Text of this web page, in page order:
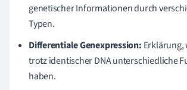
genetischer Informationen durch
Typen.
Differentiale Genexpression: Erklärung,
trotz identischer DNA unterschiedliche
haben.